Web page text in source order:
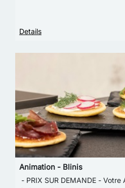
Details
Animation - Blinis
- PRIX SUR DEMANDE -